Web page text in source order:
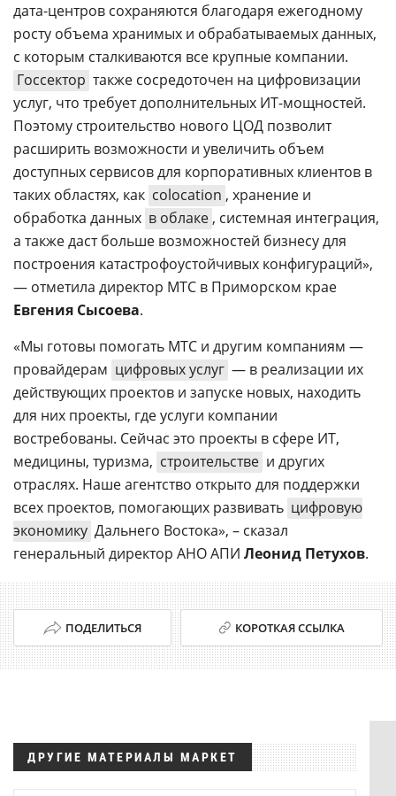
дата-центров сохраняются благодаря ежегодному
росту объема хранимых и обрабатываемых данных,
с которым сталкиваются все крупные компании.
Госсектор также сосредоточен на цифровизации
услуг, что требует дополнительных ИТ-мощностей.
Поэтому строительство нового ЦОД позволит
расширить возможности и увеличить объем
доступных сервисов для корпоративных клиентов в
таких областях, как colocation , хранение и
обработка данных в облаке , системная интеграция,
а также даст больше возможностей бизнесу для
построения катастрофоустойчивых конфигураций»,
— отметила директор МТС в Приморском крае
Евгения Сысоева.
«Мы готовы помогать МТС и другим компаниям —
провайдерам цифровых услуг — в реализации их
действующих проектов и запуске новых, находить
для них проекты, где услуги компании
востребованы. Сейчас это проекты в сфере ИТ,
медицины, туризма, строительстве и других
отраслях. Наше агентство открыто для поддержки
всех проектов, помогающих развивать цифровую
экономику Дальнего Востока», – сказал
генеральный директор АНО АПИ Леонид Петухов.
ПОДЕЛИТЬСЯ КОРОТКАЯ ССЫЛКА
ДРУГИЕ МАТЕРИАЛЫ МАРКЕТ